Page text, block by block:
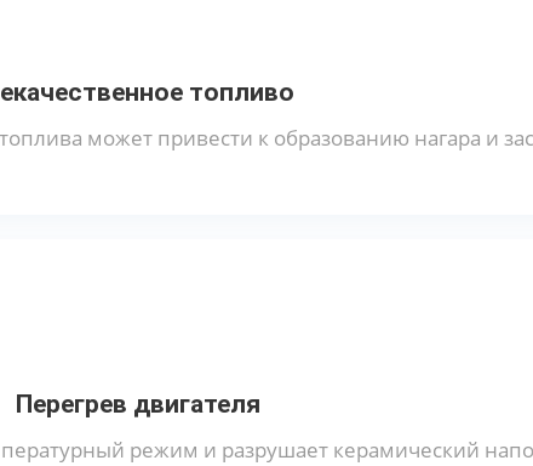
топливо
может привести к образованию нагара и
Перегрев двигателя
режим и разрушает керамический